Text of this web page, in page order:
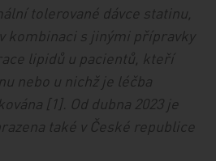
tolerované dávce statinu,
kombinaci s jinými přípravky
lipidů u pacientů, kteří
nebo u nichž je léčba
[1]. Od dubna 2023 je
také v České republice